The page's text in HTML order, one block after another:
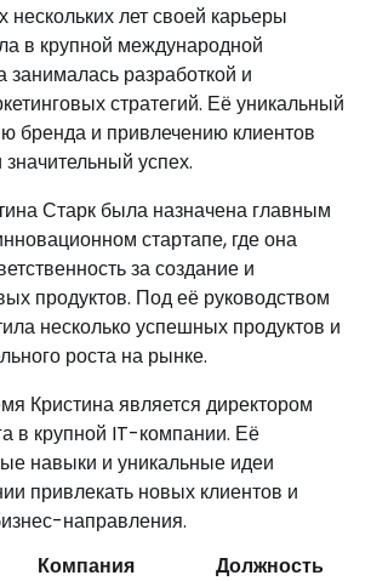
нескольких лет своей карьеры
в крупной международной
занималась разработкой и
стратегий. Её уникальный
бренда и привлечению клиентов
успех.
Старк была назначена главным
стартапе, где она
за создание и
продуктов. Под её руководством
несколько успешных продуктов и
роста на рынке.
Кристина является директором
в крупной IT-компании. Её
навыки и уникальные идеи
привлекать новых клиентов и
направления.
Компания Должность